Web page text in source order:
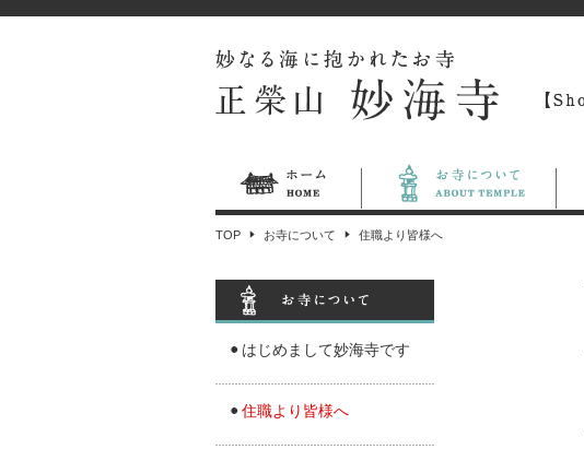
TOP お寺について 住職より皆様へ
はじめまして妙海寺です
住職より皆様へ